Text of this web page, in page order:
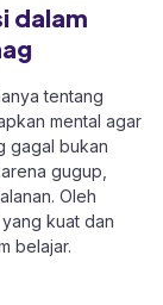
dalam
tentang
mental agar
gagal bukan
gugup,
Oleh
kuat dan
belajar.